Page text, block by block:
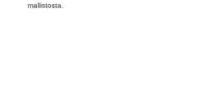
mallistosta.